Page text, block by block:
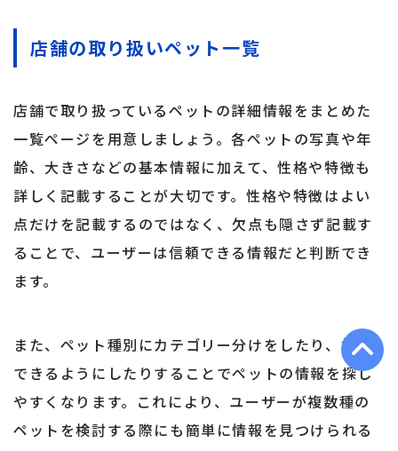
店舗の取り扱いペット一覧
店舗で取り扱っているペットの詳細情報をまとめた
一覧ページを用意しましょう。各ペットの写真や年
齢、大きさなどの基本情報に加えて、性格や特徴も
詳しく記載することが大切です。性格や特徴はよい
点だけを記載するのではなく、欠点も隠さず記載す
ることで、ユーザーは信頼できる情報だと判断でき
ます。
また、ペット種別にカテゴリー分けをしたり、検索
できるようにしたりすることでペットの情報を探し
やすくなります。これにより、ユーザーが複数種の
ペットを検討する際にも簡単に情報を見つけられる